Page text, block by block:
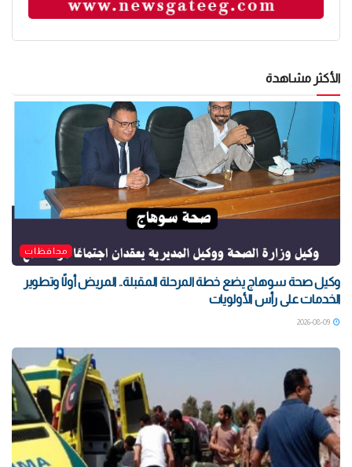
الأكثر مشاهدة
محافظات
وكيل صحة سوهاج يضع خطة المرحلة المقبلة.. المريض أولًا وتطوير
الخدمات على رأس الأولويات